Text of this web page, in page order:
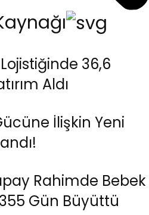
36,6
Aldı
İlişkin Yeni
Rahimde Bebek
355 Gün Büyüttü